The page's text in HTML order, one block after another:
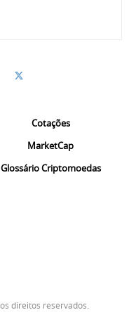
Cotações
MarketCap
Glossário Criptomoedas
direitos reservados.